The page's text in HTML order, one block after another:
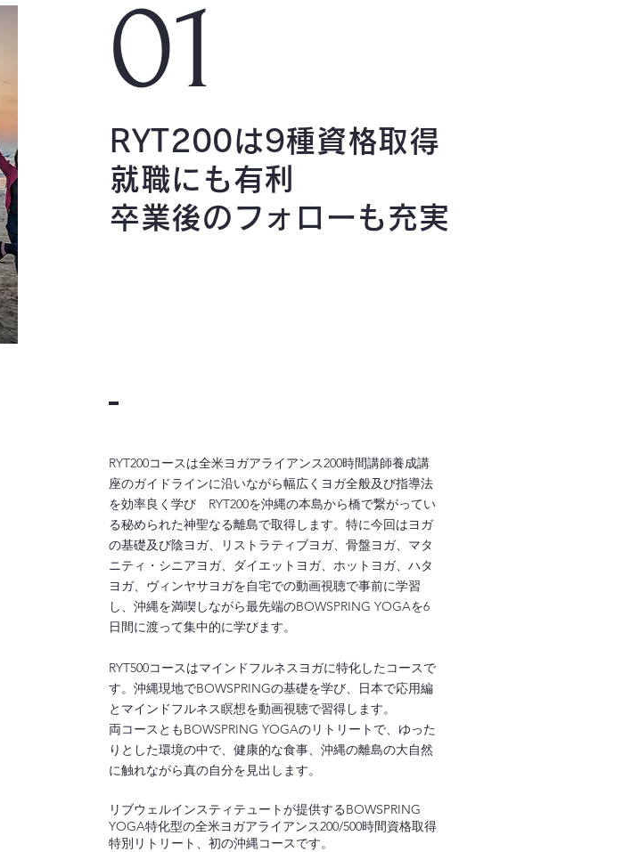
01
RYT200は9種資格取得
就職にも有利
卒業後のフォローも充実
RYT200コースは全米ヨガアライアンス200時間講師養成講
座のガイドラインに沿いながら幅広くヨガ全般及び指導法
を効率良く学び RYT200を沖縄の本島から橋で繋がってい
る秘められた神聖なる離島で取得します。特に今回はヨガ
の基礎及び陰ヨガ、リストラティブヨガ、骨盤ヨガ、マタ
ニティ・シニアヨガ、ダイエットヨガ、ホットヨガ、ハタ
ヨガ、ヴィンヤサヨガを自宅での動画視聴で事前に学習
し、沖縄を満喫しながら最先端のBOWSPRING YOGAを6
日間に渡って集中的に学びます。
RYT500コースはマインドフルネスヨガに特化したコースで
す。沖縄現地でBOWSPRINGの基礎を学び、日本で応用編
とマインドフルネス瞑想を動画視聴で習得します。
両コースともBOWSPRING YOGAのリトリートで、ゆった
りとした環境の中で、健康的な食事、沖縄の離島の大自然
に触れながら真の自分を見出します。
リブウェルインスティテュートが提供するBOWSPRING
YOGA特化型の全米ヨガアライアンス200/500時間資格取得
特別リトリート、初の沖縄コースです。